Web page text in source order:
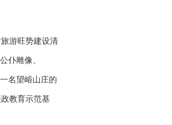
游旺势建设清
仆雕像、
名望峪山庄的
教育示范基